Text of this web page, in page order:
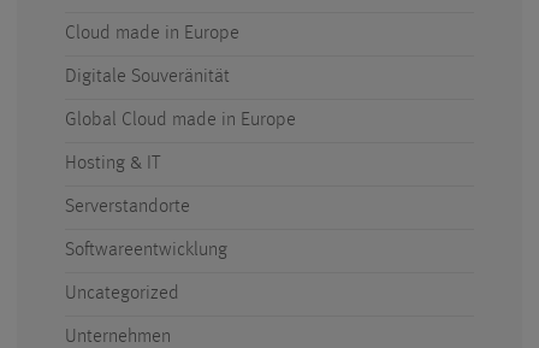
Cloud made in Europe
Digitale Souveränität
Global Cloud made in Europe
Hosting & IT
Serverstandorte
Softwareentwicklung
Uncategorized
Unternehmen